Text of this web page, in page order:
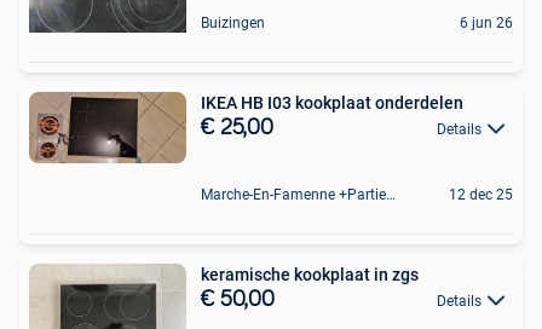
Buizingen 6 jun 26
IKEA HB I03 kookplaat onderdelen
€ 25,00 Details
Marche-En-Famenne +Partie De Baillonville Et Noiseux 12 dec 25
keramische kookplaat in zgs
€ 50,00 Details